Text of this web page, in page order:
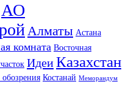
АО
Алматы Астана
комната Восточная
ИдеиКазахстан
обозрения Костанай Меморандум